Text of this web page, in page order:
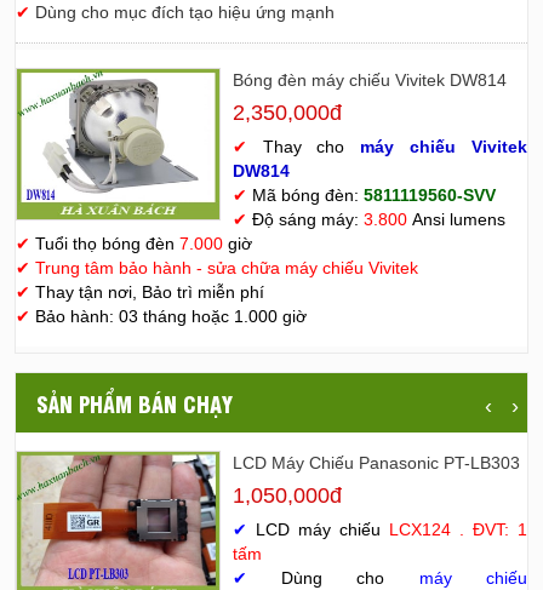
✔ Dùng cho mục đích tạo hiệu ứng mạnh
Bóng đèn máy chiếu Vivitek DW814
2,350,000đ
✔ Thay cho máy chiếu Vivitek
DW814
✔ Mã bóng đèn: 5811119560-SVV
✔ Độ sáng máy: 3.800Ansi lumens
✔ Tuổi thọ bóng đèn 7.000 giờ
✔ Trung tâm bảo hành - sửa chữa máy chiếu Vivitek
✔ Thay tận nơi, Bảo trì miễn phí
✔ Bảo hành: 03 tháng hoặc 1.000 giờ
SẢN PHẨM BÁN CHẠY ‹ ›
LCD Máy Chiếu Panasonic PT-LB303
1,050,000đ
✔ LCD máy chiếu LCX124 . ĐVT: 1
tấm
✔
Dùng cho máy chiếu